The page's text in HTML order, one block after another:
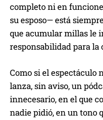
completo ni en
su esposo— está
que acumular millas le
responsabilidad para la
Como si el espectáculo
lanza, sin aviso, un
innecesario, en el que
nadie pidió, en un tono